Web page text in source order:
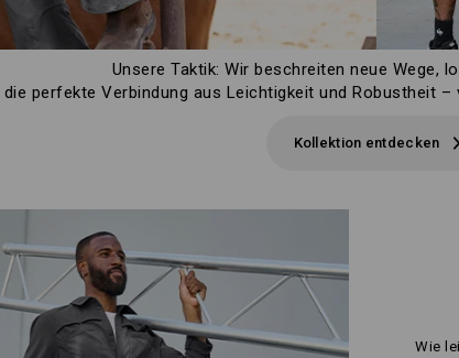
Unsere Taktik: Wir beschreiten neue Wege,
die perfekte Verbindung aus Leichtigkeit und Robustheit
Kollektion entdecken
Wie